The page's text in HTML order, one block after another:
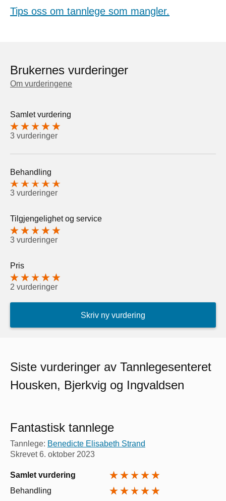
Tips oss om tannlege som mangler.
Brukernes vurderinger
Om vurderingene
Samlet vurdering
3 vurderinger
Behandling
3 vurderinger
Tilgjengelighet og service
3 vurderinger
Pris
2 vurderinger
Skriv ny vurdering
Siste vurderinger av Tannlegesenteret
Housken, Bjerkvig og Ingvaldsen
Fantastisk tannlege
Tannlege: Benedicte Elisabeth Strand
Skrevet6. oktober 2023
Samlet vurdering
Behandling